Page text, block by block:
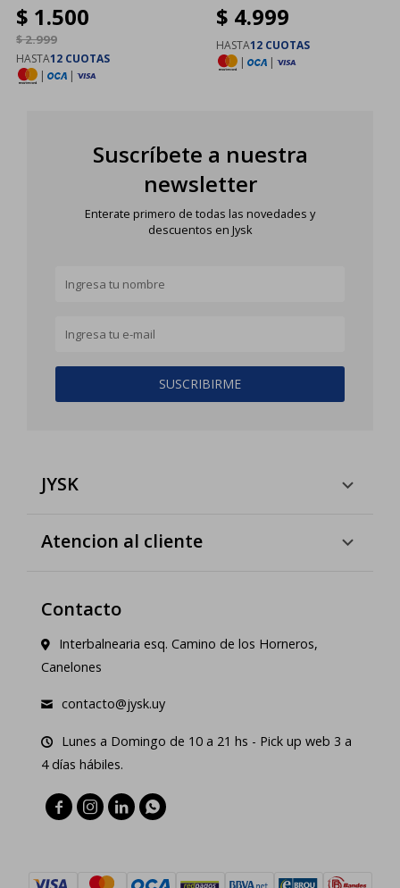
$ 1.500
$2.999
HASTA12 CUOTAS
|
|
$ 4.999
HASTA12 CUOTAS
|
|
Suscríbete a nuestra
newsletter
Enterate primero de todas las novedades y
descuentos en Jysk
SUSCRIBIRME
JYSK
Atencion al cliente
Contacto
Interbalnearia esq. Camino de los Horneros,
Canelones
contacto@jysk.uy
Lunes a Domingo de 10 a 21 hs - Pick up web 3 a
4 días hábiles.
   